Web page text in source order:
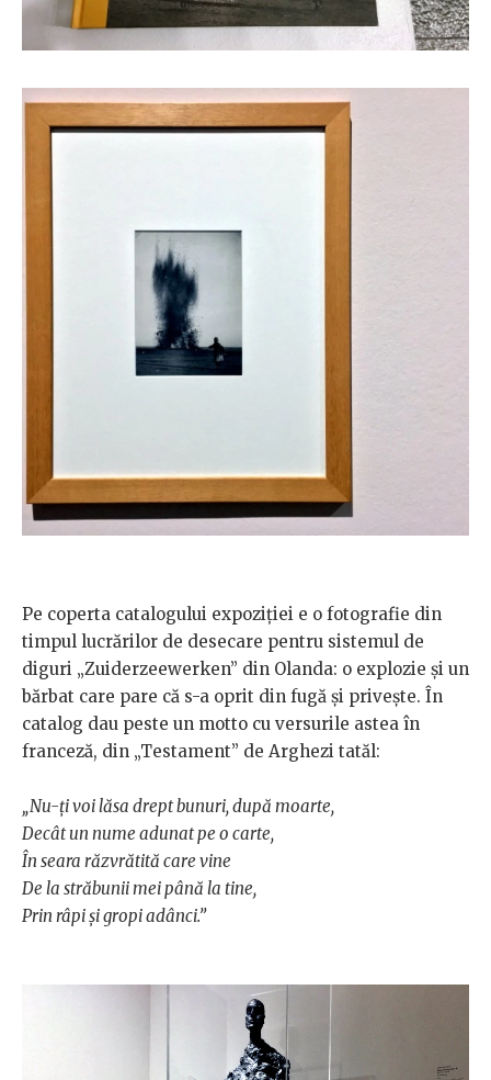
Pe coperta catalogului expoziţiei e o fotografie din
timpul lucrărilor de desecare pentru sistemul de
diguri „Zuiderzeewerken” din Olanda: o explozie şi un
bărbat care pare că s-a oprit din fugă şi priveşte. În
catalog dau peste un motto cu versurile astea în
franceză, din „Testament” de Arghezi tatăl:
„Nu-ţi voi lăsa drept bunuri, după moarte,
Decât un nume adunat pe o carte,
În seara răzvrătită care vine
De la străbunii mei până la tine,
Prin râpi şi gropi adânci.”